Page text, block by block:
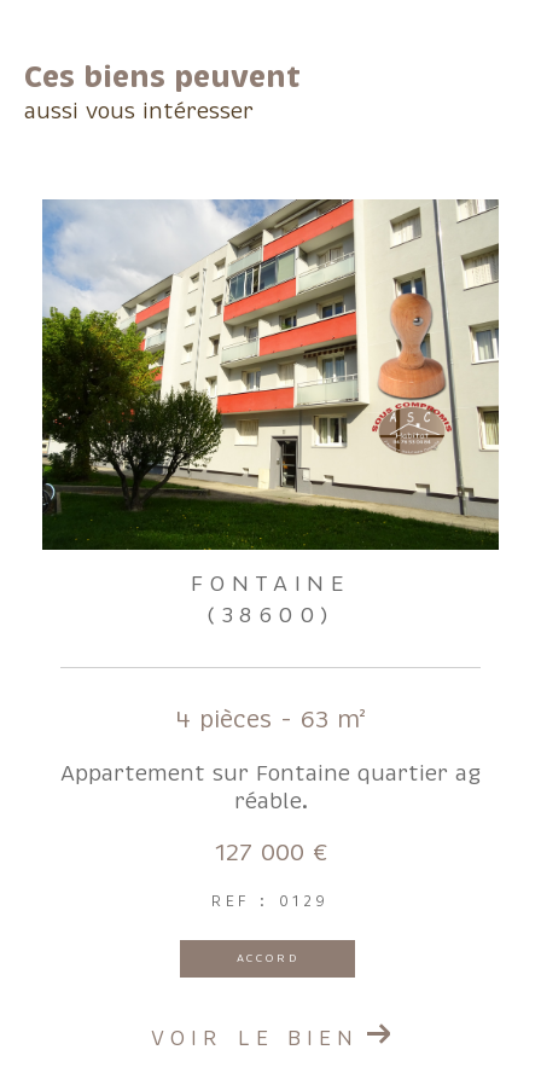
Ces biens peuvent
aussi vous intéresser
FONTAINE
(38600)
4 pièces - 63 m²
Appartement sur Fontaine quartier ag
réable.
127 000 €
REF : 0129
ACCORD
VOIR LE BIEN